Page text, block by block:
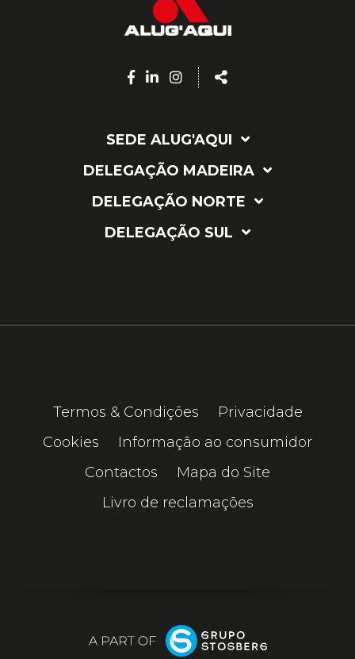
Facebook
Linkedin
Instagram
Share
SEDE ALUG'AQUI
DELEGAÇÃO MADEIRA
DELEGAÇÃO NORTE
DELEGAÇÃO SUL
Termos & Condições
Privacidade
Cookies
Informação ao consumidor
Contactos
Mapa do Site
Livro de reclamações